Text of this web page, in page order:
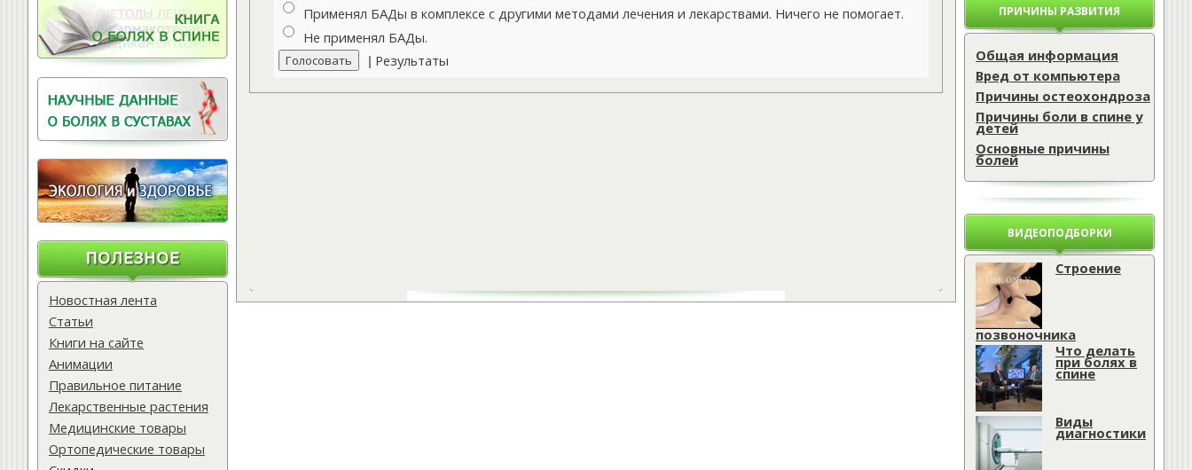
Новостная лента
Статьи
Книги на сайте
Анимации
Правильное питание
Лекарственные растения
Медицинские товары
Ортопедические товары
ПРИЧИНЫ РАЗВИТИЯ
Общая информация
Вред от компьютера
Причины остеохондроза
Причины боли в спине у
детей
Основные причины
болей
ВИДЕОПОДБОРКИ
Строение
позвоночника
Что делать
при болях в
спине
Виды
диагностики
Применял БАДы в комплексе с другими методами лечения и лекарствами. Ничего не помогает.
Не применял БАДы.
Результаты